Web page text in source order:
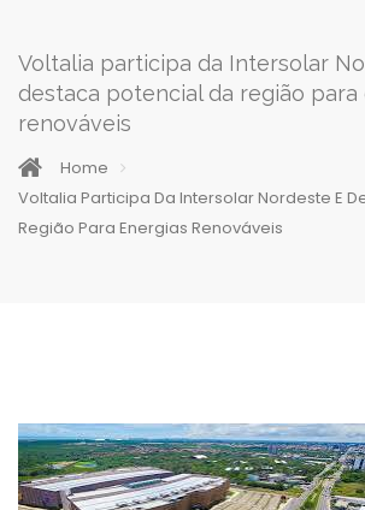
Voltalia participa da Intersolar
destaca potencial da região para
renováveis
Home
Voltalia Participa Da Intersolar Nordeste E
Região Para Energias Renováveis